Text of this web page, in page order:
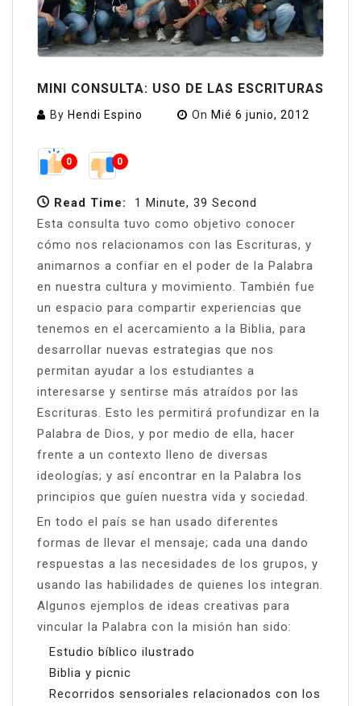
MINI CONSULTA: USO DE LAS ESCRITURAS
By Hendi Espino On Mié 6 junio, 2012
0 0
Read Time:
1 Minute, 39 Second
Esta consulta tuvo como objetivo conocer
cómo nos relacionamos con las Escrituras, y
animarnos a confiar en el poder de la Palabra
en nuestra cultura y movimiento. También fue
un espacio para compartir experiencias que
tenemos en el acercamiento a la Biblia, para
desarrollar nuevas estrategias que nos
permitan ayudar a los estudiantes a
interesarse y sentirse más atraídos por las
Escrituras. Esto les permitirá profundizar en la
Palabra de Dios, y por medio de ella, hacer
frente a un contexto lleno de diversas
ideologías; y así encontrar en la Palabra los
principios que guíen nuestra vida y sociedad.
En todo el país se han usado diferentes
formas de llevar el mensaje; cada una dando
respuestas a las necesidades de los grupos, y
usando las habilidades de quienes los integran.
Algunos ejemplos de ideas creativas para
vincular la Palabra con la misión han sido:
Estudio bíblico ilustrado
Biblia y picnic
Recorridos sensoriales relacionados con los